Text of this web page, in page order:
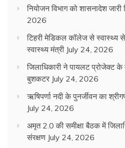
नियोजन विभाग को शासनादेश जारी
2026
टिहरी मेडिकल कॉलेज से स्वास्थ्य
स्वास्थ्य मंत्री July 24, 2026
जिलाधिकारी ने पायलट प्रोजेक्ट के
बुशकटर July 24, 2026
ऋषिपर्णा नदी के पुनर्जीवन का
July 24, 2026
अमृत 2.0 की समीक्षा बैठक में
संरक्षण July 24, 2026